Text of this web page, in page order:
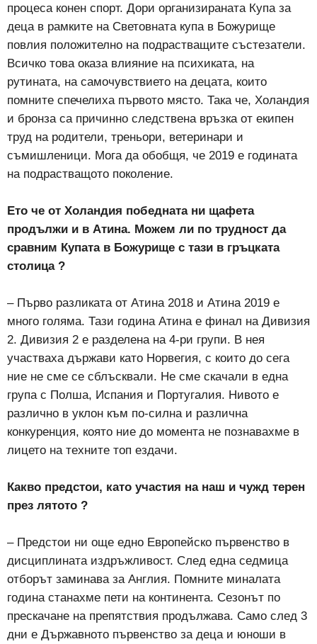
процеса конен спорт. Дори организираната Купа за
деца в рамките на Световната купа в Божурище
повлия положително на подрастващите състезатели.
Всичко това оказа влияние на психиката, на
рутината, на самочувствието на децата, които
помните спечелиха първото място. Така че, Холандия
и бронза са причинно следствена връзка от екипен
труд на родители, треньори, ветеринари и
съмишленици. Мога да обобщя, че 2019 е годината
на подрастващото поколение.
Ето че от Холандия победната ни щафета
продължи и в Атина. Можем ли по трудност да
сравним Купата в Божурище с тази в гръцката
столица ?
– Първо разликата от Атина 2018 и Атина 2019 е
много голяма. Тази година Атина е финал на Дивизия
2. Дивизия 2 е разделена на 4-ри групи. В нея
участваха държави като Норвегия, с които до сега
ние не сме се сблъсквали. Не сме скачали в една
група с Полша, Испания и Португалия. Нивото е
различно в уклон към по-силна и различна
конкуренция, която ние до момента не познавахме в
лицето на техните топ ездачи.
Какво предстои, като участия на наш и чужд терен
през лятото ?
– Предстои ни още едно Европейско първенство в
дисциплината издръжливост. След една седмица
отборът заминава за Англия. Помните миналата
година станахме пети на континента. Сезонът по
прескачане на препятствия продължава. Само след 3
дни е Държавното първенство за деца и юноши в